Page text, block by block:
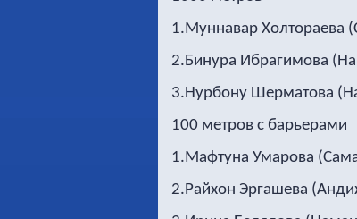
1.Муннавар Холтораева
2.Бинура Ибрагимова
3.Нурбону Шерматова
100 метров с барьерами
1.Мафтуна Умарова
2.Райхон Эргашева